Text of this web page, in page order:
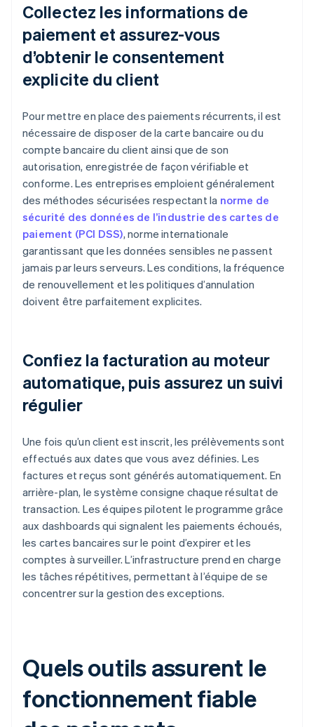
Collectez les informations de
paiement et assurez-vous
d’obtenir le consentement
explicite du client
Pour mettre en place des paiements récurrents, il est
nécessaire de disposer de la carte bancaire ou du
compte bancaire du client ainsi que de son
autorisation, enregistrée de façon vérifiable et
conforme. Les entreprises emploient généralement
des méthodes sécurisées respectant la norme de
sécurité des données de l’industrie des cartes de
paiement (PCI DSS), norme internationale
garantissant que les données sensibles ne passent
jamais par leurs serveurs. Les conditions, la fréquence
de renouvellement et les politiques d’annulation
doivent être parfaitement explicites.
Confiez la facturation au moteur
automatique, puis assurez un suivi
régulier
Une fois qu’un client est inscrit, les prélèvements sont
effectués aux dates que vous avez définies. Les
factures et reçus sont générés automatiquement. En
arrière-plan, le système consigne chaque résultat de
transaction. Les équipes pilotent le programme grâce
aux dashboards qui signalent les paiements échoués,
les cartes bancaires sur le point d’expirer et les
comptes à surveiller. L’infrastructure prend en charge
les tâches répétitives, permettant à l’équipe de se
concentrer sur la gestion des exceptions.
Quels outils assurent le
fonctionnement fiable